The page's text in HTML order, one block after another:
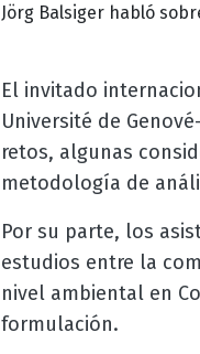
Jörg Balsiger habló
El invitado
Université de
retos, algunas
metodología de
Por su parte, los
estudios entre la
nivel ambiental en
formulación.